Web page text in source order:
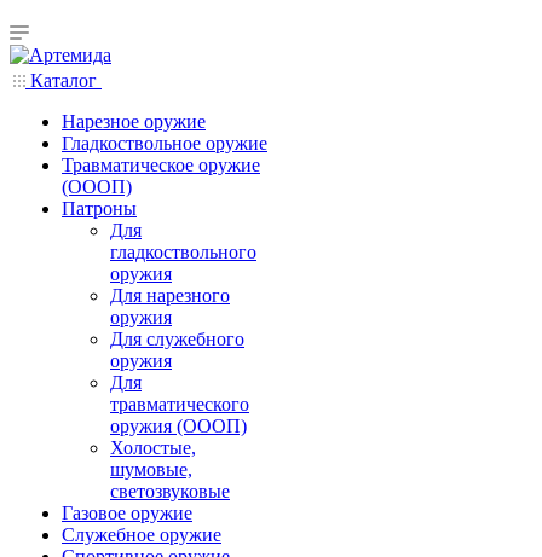
Каталог
Нарезное оружие
Гладкоствольное оружие
Травматическое оружие
(ОООП)
Патроны
Для
гладкоствольного
оружия
Для нарезного
оружия
Для служебного
оружия
Для
травматического
оружия (ОООП)
Холостые,
шумовые,
светозвуковые
Газовое оружие
Служебное оружие